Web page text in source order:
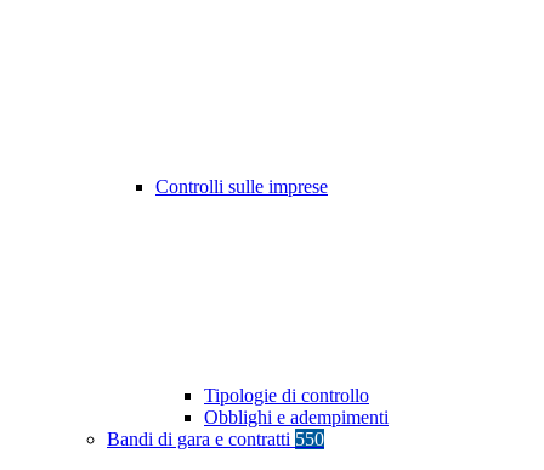
Controlli sulle imprese
Tipologie di controllo
Obblighi e adempimenti
Bandi di gara e contratti 550